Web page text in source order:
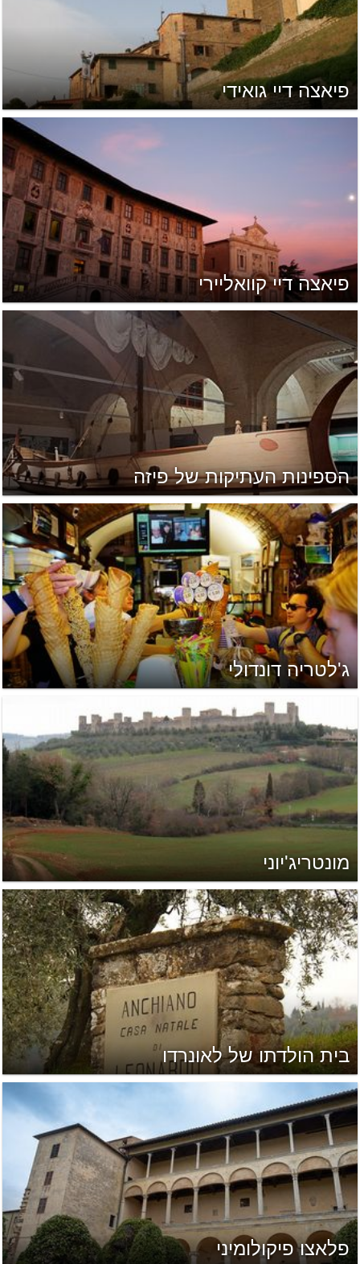
פיאצה דיי גואידי
פיאצה דיי קוואליירי
הספינות העתיקות של פיזה
ג'לטריה דונדולי
מונטריג'יוני
בית הולדתו של לאונרדו
פלאצו פיקולומיני